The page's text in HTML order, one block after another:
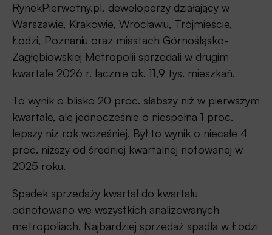
RynekPierwotny.pl, deweloperzy działający w
Warszawie, Krakowie, Wrocławiu, Trójmieście,
Łodzi, Poznaniu oraz miastach Górnośląsko-
Zagłębiowskiej Metropolii sprzedali w drugim
kwartale 2026 r. łącznie ok. 11,9 tys. mieszkań.
To wynik o blisko 20 proc. słabszy niż w pierwszym
kwartale, ale jednocześnie o niespełna 1 proc.
lepszy niż rok wcześniej. Był to wynik o niecałe 4
proc. niższy od średniej kwartalnej notowanej w
2025 roku.
Spadek sprzedaży kwartał do kwartału
odnotowano we wszystkich analizowanych
metropoliach. Najbardziej sprzedaż spadła w Łodzi